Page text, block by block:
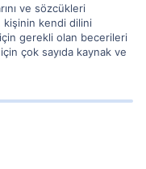
ve sözcükleri
kişinin kendi dilini
gerekli olan becerileri
çok sayıda kaynak ve